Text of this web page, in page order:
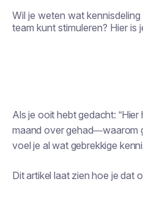
Wil je weten wat
team kunt stimuleren? Hier is
Als je ooit hebt gedacht:
maand over gehad—waarom
voel je al wat gebrekkige
Dit artikel laat zien hoe je dat